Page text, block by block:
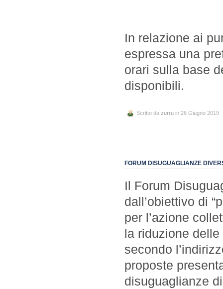
In relazione ai
espressa una
orari sulla base
disponibili.
Scritto da zurru in 26 Giugno 2019
FORUM DISUGUAGLIANZE
Il Forum
dall’obiettivo di
per l’azione
la riduzione
secondo
proposte
disuguaglianze